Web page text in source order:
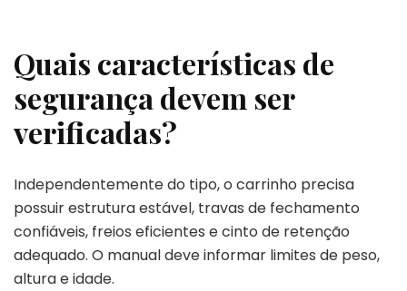
Quais características de
segurança devem ser
verificadas?
Independentemente do tipo, o carrinho precisa
possuir estrutura estável, travas de fechamento
confiáveis, freios eficientes e cinto de retenção
adequado. O manual deve informar limites de peso,
altura e idade.